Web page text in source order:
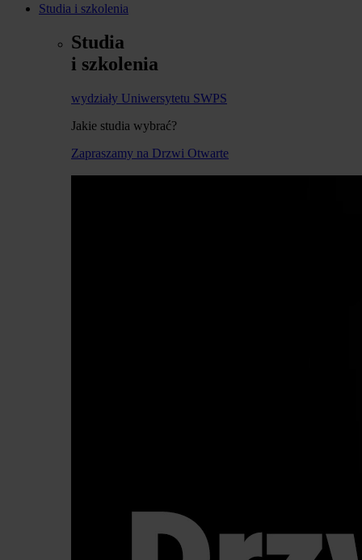
Studia i szkolenia
Studia
i szkolenia
wydziały Uniwersytetu SWPS
Jakie studia wybrać?
Zapraszamy na Drzwi Otwarte